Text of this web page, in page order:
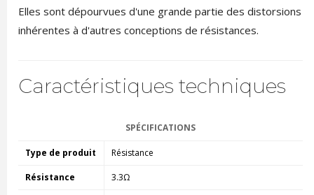
Elles sont dépourvues d'une grande partie des distorsions
inhérentes à d'autres conceptions de résistances.
Caractéristiques techniques
SPÉCIFICATIONS
Type de produit Résistance
Résistance 3.3Ω